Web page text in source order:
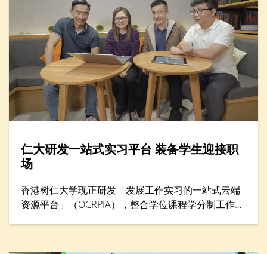
仁大研发一站式实习平台 装备学生迎接职
场
香港树仁大学现正研发「发展工作实习的一站式云端
资源平台」（OCRPIA），整合学位课程学分制工作实